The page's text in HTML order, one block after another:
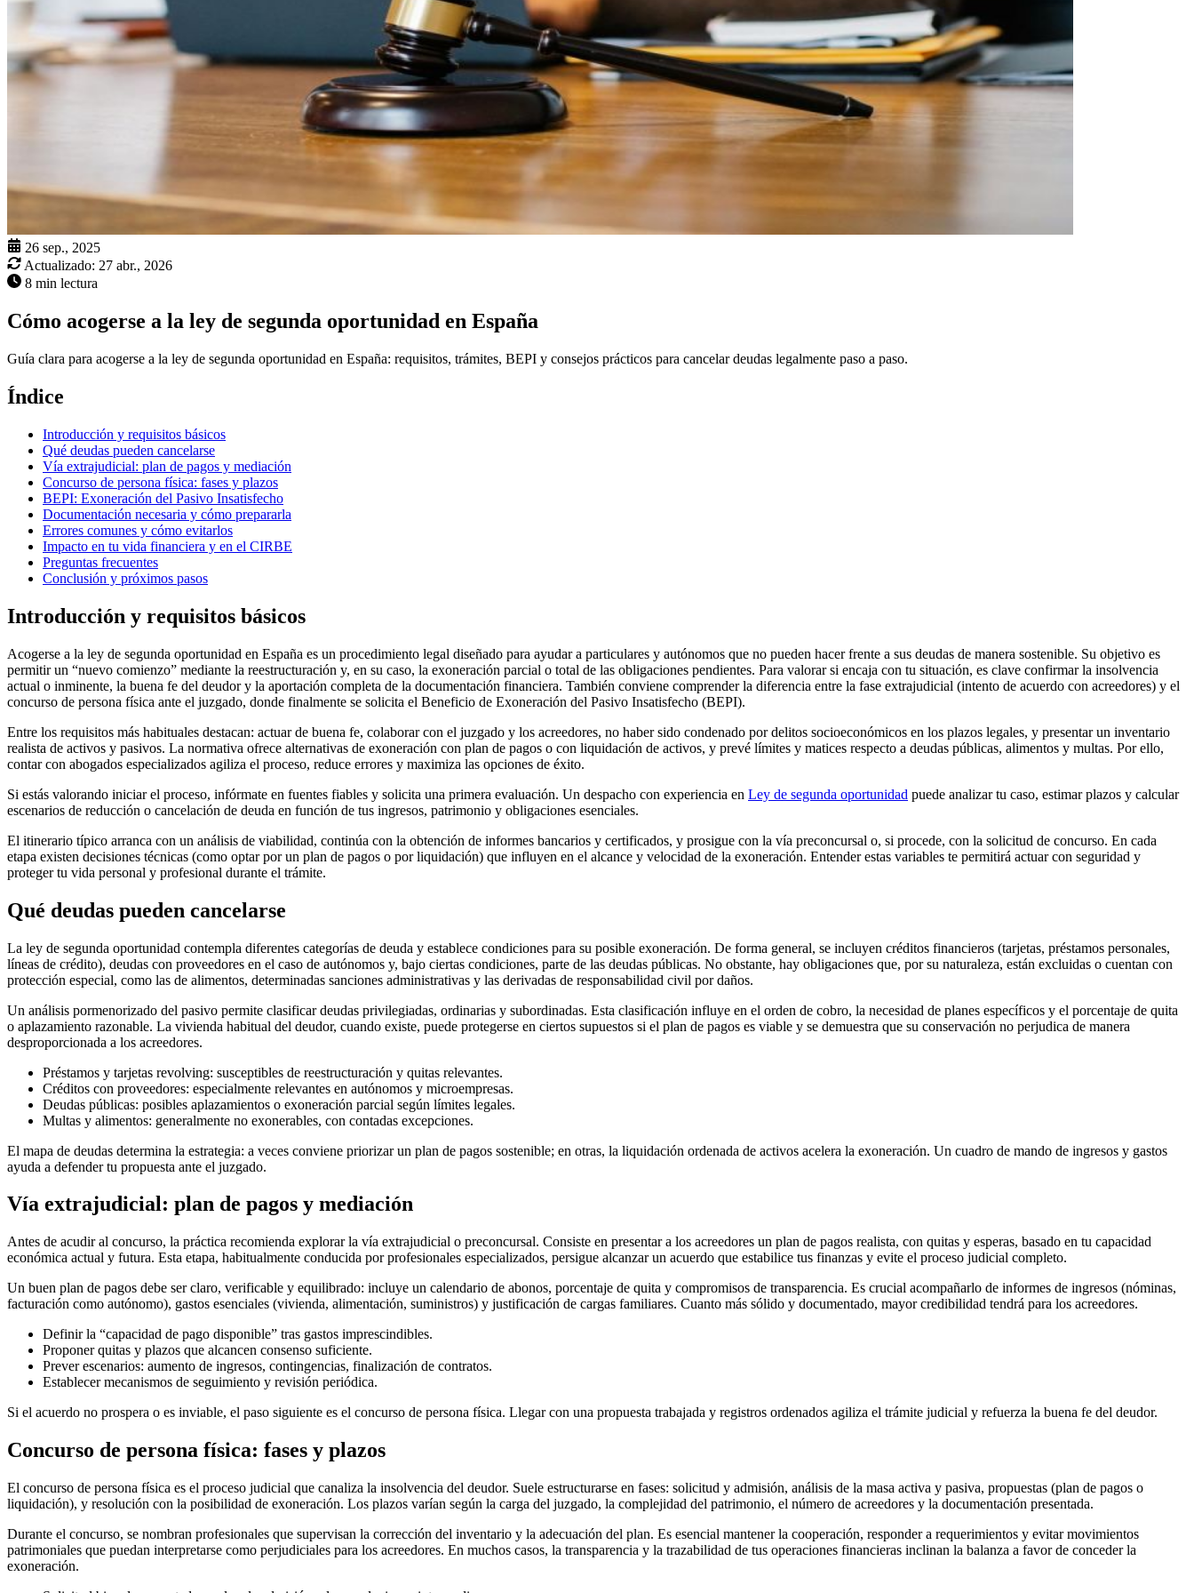
26 sep., 2025
Actualizado: 27 abr., 2026
8 min lectura
Cómo acogerse a la ley de segunda oportunidad en España
Guía clara para acogerse a la ley de segunda oportunidad en España: requisitos, trámites, BEPI y consejos prácticos para cancelar deudas legalmente paso a paso.
Índice
Introducción y requisitos básicos
Qué deudas pueden cancelarse
Vía extrajudicial: plan de pagos y mediación
Concurso de persona física: fases y plazos
BEPI: Exoneración del Pasivo Insatisfecho
Documentación necesaria y cómo prepararla
Errores comunes y cómo evitarlos
Impacto en tu vida financiera y en el CIRBE
Preguntas frecuentes
Conclusión y próximos pasos
Introducción y requisitos básicos
Acogerse a la ley de segunda oportunidad en España es un procedimiento legal diseñado para ayudar a particulares y autónomos que no pueden hacer frente a sus deudas de manera sostenible. Su objetivo es
permitir un “nuevo comienzo” mediante la reestructuración y, en su caso, la exoneración parcial o total de las obligaciones pendientes. Para valorar si encaja con tu situación, es clave confirmar la insolvencia
actual o inminente, la buena fe del deudor y la aportación completa de la documentación financiera. También conviene comprender la diferencia entre la fase extrajudicial (intento de acuerdo con acreedores) y el
concurso de persona física ante el juzgado, donde finalmente se solicita el Beneficio de Exoneración del Pasivo Insatisfecho (BEPI).
Entre los requisitos más habituales destacan: actuar de buena fe, colaborar con el juzgado y los acreedores, no haber sido condenado por delitos socioeconómicos en los plazos legales, y presentar un inventario
realista de activos y pasivos. La normativa ofrece alternativas de exoneración con plan de pagos o con liquidación de activos, y prevé límites y matices respecto a deudas públicas, alimentos y multas. Por ello,
contar con abogados especializados agiliza el proceso, reduce errores y maximiza las opciones de éxito.
Si estás valorando iniciar el proceso, infórmate en fuentes fiables y solicita una primera evaluación. Un despacho con experiencia en Ley de segunda oportunidad puede analizar tu caso, estimar plazos y calcular
escenarios de reducción o cancelación de deuda en función de tus ingresos, patrimonio y obligaciones esenciales.
El itinerario típico arranca con un análisis de viabilidad, continúa con la obtención de informes bancarios y certificados, y prosigue con la vía preconcursal o, si procede, con la solicitud de concurso. En cada
etapa existen decisiones técnicas (como optar por un plan de pagos o por liquidación) que influyen en el alcance y velocidad de la exoneración. Entender estas variables te permitirá actuar con seguridad y
proteger tu vida personal y profesional durante el trámite.
Qué deudas pueden cancelarse
La ley de segunda oportunidad contempla diferentes categorías de deuda y establece condiciones para su posible exoneración. De forma general, se incluyen créditos financieros (tarjetas, préstamos personales,
líneas de crédito), deudas con proveedores en el caso de autónomos y, bajo ciertas condiciones, parte de las deudas públicas. No obstante, hay obligaciones que, por su naturaleza, están excluidas o cuentan con
protección especial, como las de alimentos, determinadas sanciones administrativas y las derivadas de responsabilidad civil por daños.
Un análisis pormenorizado del pasivo permite clasificar deudas privilegiadas, ordinarias y subordinadas. Esta clasificación influye en el orden de cobro, la necesidad de planes específicos y el porcentaje de quita
o aplazamiento razonable. La vivienda habitual del deudor, cuando existe, puede protegerse en ciertos supuestos si el plan de pagos es viable y se demuestra que su conservación no perjudica de manera
desproporcionada a los acreedores.
Préstamos y tarjetas revolving: susceptibles de reestructuración y quitas relevantes.
Créditos con proveedores: especialmente relevantes en autónomos y microempresas.
Deudas públicas: posibles aplazamientos o exoneración parcial según límites legales.
Multas y alimentos: generalmente no exonerables, con contadas excepciones.
El mapa de deudas determina la estrategia: a veces conviene priorizar un plan de pagos sostenible; en otras, la liquidación ordenada de activos acelera la exoneración. Un cuadro de mando de ingresos y gastos
ayuda a defender tu propuesta ante el juzgado.
Vía extrajudicial: plan de pagos y mediación
Antes de acudir al concurso, la práctica recomienda explorar la vía extrajudicial o preconcursal. Consiste en presentar a los acreedores un plan de pagos realista, con quitas y esperas, basado en tu capacidad
económica actual y futura. Esta etapa, habitualmente conducida por profesionales especializados, persigue alcanzar un acuerdo que estabilice tus finanzas y evite el proceso judicial completo.
Un buen plan de pagos debe ser claro, verificable y equilibrado: incluye un calendario de abonos, porcentaje de quita y compromisos de transparencia. Es crucial acompañarlo de informes de ingresos (nóminas,
facturación como autónomo), gastos esenciales (vivienda, alimentación, suministros) y justificación de cargas familiares. Cuanto más sólido y documentado, mayor credibilidad tendrá para los acreedores.
Definir la “capacidad de pago disponible” tras gastos imprescindibles.
Proponer quitas y plazos que alcancen consenso suficiente.
Prever escenarios: aumento de ingresos, contingencias, finalización de contratos.
Establecer mecanismos de seguimiento y revisión periódica.
Si el acuerdo no prospera o es inviable, el paso siguiente es el concurso de persona física. Llegar con una propuesta trabajada y registros ordenados agiliza el trámite judicial y refuerza la buena fe del deudor.
Concurso de persona física: fases y plazos
El concurso de persona física es el proceso judicial que canaliza la insolvencia del deudor. Suele estructurarse en fases: solicitud y admisión, análisis de la masa activa y pasiva, propuestas (plan de pagos o
liquidación), y resolución con la posibilidad de exoneración. Los plazos varían según la carga del juzgado, la complejidad del patrimonio, el número de acreedores y la documentación presentada.
Durante el concurso, se nombran profesionales que supervisan la corrección del inventario y la adecuación del plan. Es esencial mantener la cooperación, responder a requerimientos y evitar movimientos
patrimoniales que puedan interpretarse como perjudiciales para los acreedores. En muchos casos, la transparencia y la trazabilidad de tus operaciones financieras inclinan la balanza a favor de conceder la
exoneración.